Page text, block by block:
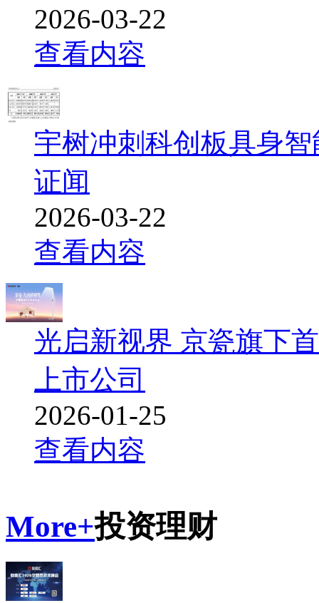
2026-03-22
查看内容
宇树冲刺科创板具身智
证闻
2026-03-22
查看内容
光启新视界 京瓷旗下
上市公司
2026-01-25
查看内容
More+投资理财